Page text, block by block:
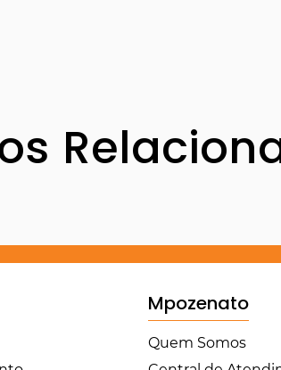
Mpozenato
Quem Somos